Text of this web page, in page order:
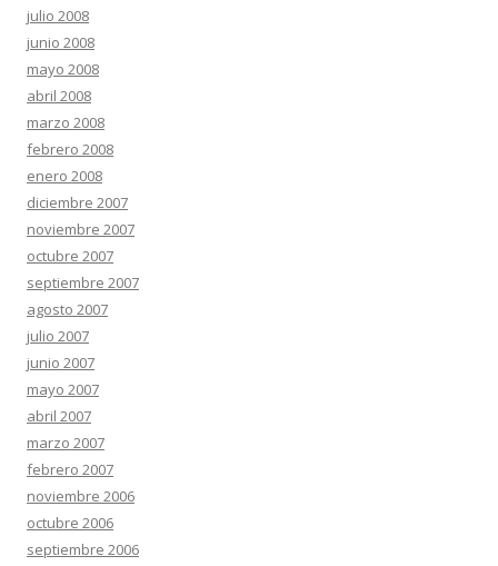
julio 2008
junio 2008
mayo 2008
abril 2008
marzo 2008
febrero 2008
enero 2008
diciembre 2007
noviembre 2007
octubre 2007
septiembre 2007
agosto 2007
julio 2007
junio 2007
mayo 2007
abril 2007
marzo 2007
febrero 2007
noviembre 2006
octubre 2006
septiembre 2006